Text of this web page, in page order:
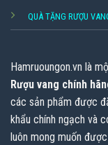
QUÀ TẶNG RƯỢU
Hamruoungon.vn là
Rượu vang chính
các sản phẩm được
khẩu chính ngạch và
luôn mong muốn